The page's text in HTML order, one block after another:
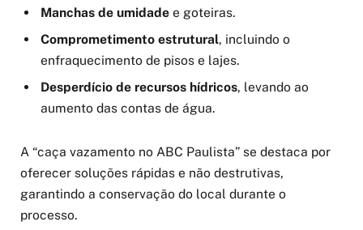
Manchas de umidade e goteiras.
Comprometimento estrutural, incluindo o
enfraquecimento de pisos e lajes.
Desperdício de recursos hídricos, levando ao
aumento das contas de água.
A “caça vazamento no ABC Paulista” se destaca por
oferecer soluções rápidas e não destrutivas,
garantindo a conservação do local durante o
processo.